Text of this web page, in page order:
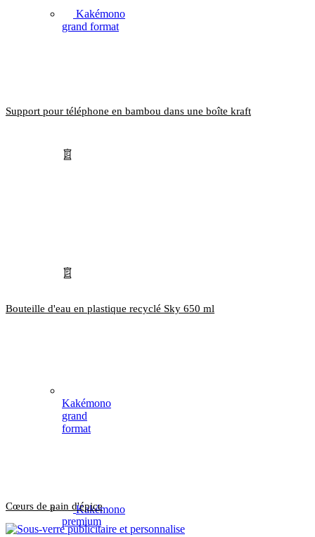
Kakémono
grand format
Kakémono
premium
Kakémono
grand
format
Support pour téléphone en bambou dans une boîte kraft
Bouteille d'eau en plastique recyclé Sky 650 ml
Cœurs de pain d'épice